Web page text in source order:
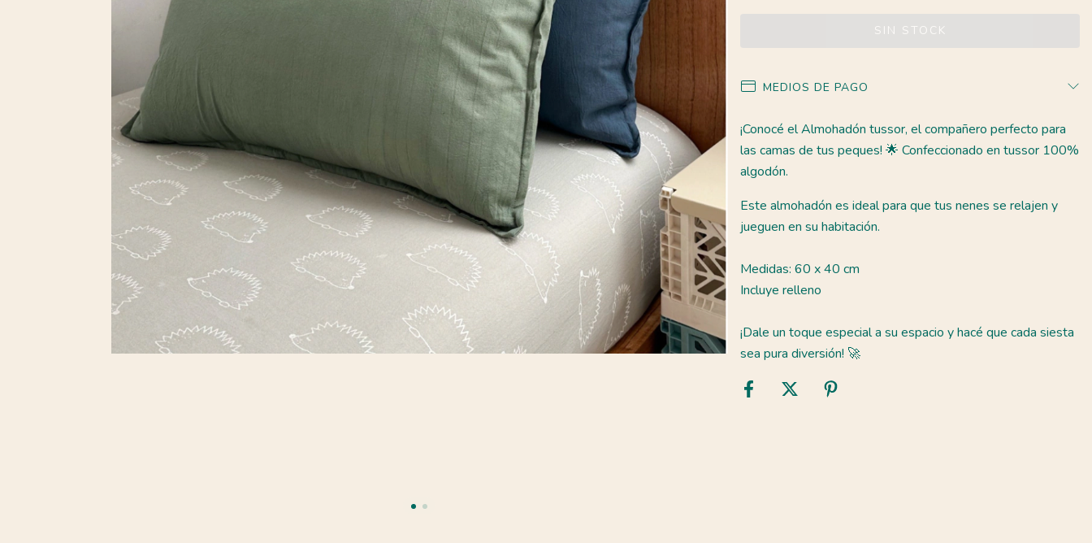
MEDIOS DE PAGO
¡Conocé el Almohadón tussor, el compañero perfecto para
las camas de tus peques! 🌟 Confeccionado en tussor 100%
algodón.
Este almohadón es ideal para que tus nenes se relajen y
jueguen en su habitación.
Medidas: 60 x 40 cm
Incluye relleno
¡Dale un toque especial a su espacio y hacé que cada siesta
sea pura diversión! 🚀